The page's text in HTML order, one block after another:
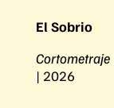
El Sobrio
Cortometraje
| 2026